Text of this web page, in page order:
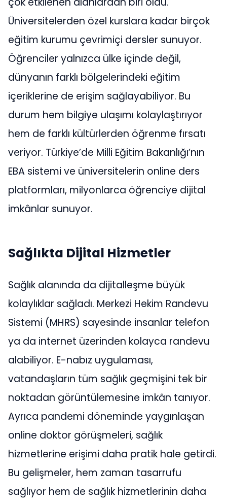
Üniversitelerden özel kurslara kadar birçok
eğitim kurumu çevrimiçi dersler sunuyor.
Öğrenciler yalnızca ülke içinde değil,
dünyanın farklı bölgelerindeki eğitim
içeriklerine de erişim sağlayabiliyor. Bu
durum hem bilgiye ulaşımı kolaylaştırıyor
hem de farklı kültürlerden öğrenme fırsatı
veriyor. Türkiye’de Milli Eğitim Bakanlığı’nın
EBA sistemi ve üniversitelerin online ders
platformları, milyonlarca öğrenciye dijital
imkânlar sunuyor.
Sağlıkta Dijital Hizmetler
Sağlık alanında da dijitalleşme büyük
kolaylıklar sağladı. Merkezi Hekim Randevu
Sistemi (MHRS) sayesinde insanlar telefon
ya da internet üzerinden kolayca randevu
alabiliyor. E-nabız uygulaması,
vatandaşların tüm sağlık geçmişini tek bir
noktadan görüntülemesine imkân tanıyor.
Ayrıca pandemi döneminde yaygınlaşan
online doktor görüşmeleri, sağlık
hizmetlerine erişimi daha pratik hale getirdi.
Bu gelişmeler, hem zaman tasarrufu
sağlıyor hem de sağlık hizmetlerinin daha